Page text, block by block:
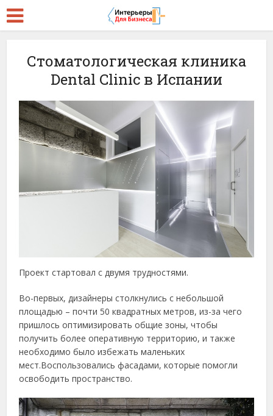
Стоматологическая клиника
Dental Clinic в Испании
Проект стартовал с двумя трудностями.
Во-первых, дизайнеры столкнулись с небольшой
площадью – почти 50 квадратных метров, из-за чего
пришлось оптимизировать общие зоны, чтобы
получить более оперативную территорию, и также
необходимо было избежать маленьких
мест.Воспользовались фасадами, которые помогли
освободить пространство.